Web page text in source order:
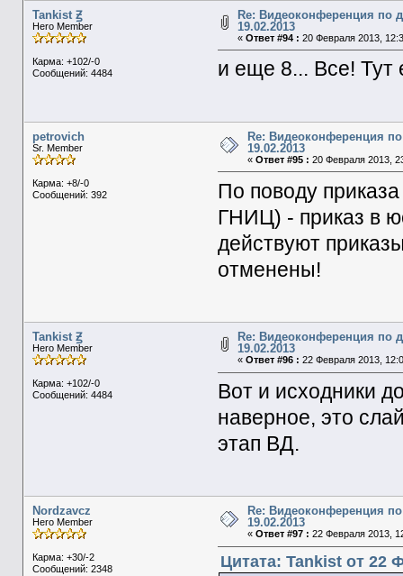
Tankist Ꙃ
Hero Member
Карма: +102/-0
Сообщений: 4484
Re: Видеоконференция по
19.02.2013
« Ответ #94 : 20 Февраля 2013,
и еще 8... Все!
petrovich
Sr. Member
Карма: +8/-0
Сообщений: 392
Re: Видеоконференция
19.02.2013
« Ответ #95 : 20 Февраля 2013,
По поводу
ГНИЦ) - приказ в
действуют
отменены!
Tankist Ꙃ
Hero Member
Карма: +102/-0
Сообщений: 4484
Re: Видеоконференция по
19.02.2013
« Ответ #96 : 22 Февраля 2013,
Вот и исходники
наверное, это
этап ВД.
Nordzavcz
Hero Member
Карма: +30/-2
Сообщений: 2348
Re: Видеоконференция
19.02.2013
« Ответ #97 : 22 Февраля 2013,
Цитата: Tankist от 22